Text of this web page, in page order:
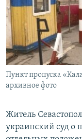
ПОБЕДИТЕЛЕЙ НЕ
ELIFBE
УКРАИНСКАЯ
ПРИСОЕДИНЯЙТЕСЬ!
Все сайты RFE/
Пункт пропуска
архивное фото
Житель
украинский суд о